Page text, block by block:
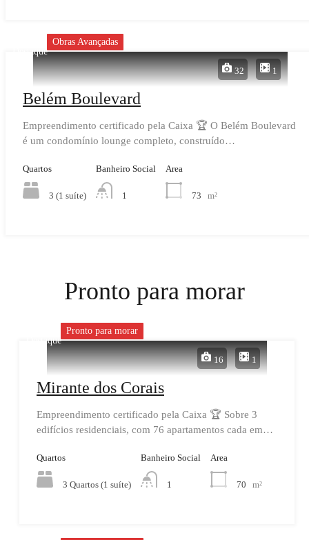
Destaque
32
1
Obras Avançadas
Belém Boulevard
Empreendimento certificado pela Caixa 🏆 O Belém Boulevard
é um condomínio lounge completo, construído…
Quartos
3 (1 suíte)
Banheiro Social
1
Area
73 m²
Pronto para morar
Destaque
16
1
Pronto para morar
Mirante dos Corais
Empreendimento certificado pela Caixa 🏆 Sobre 3
edifícios residenciais, com 76 apartamentos cada em…
Quartos
3 Quartos (1 suíte)
Banheiro Social
1
Area
70 m²